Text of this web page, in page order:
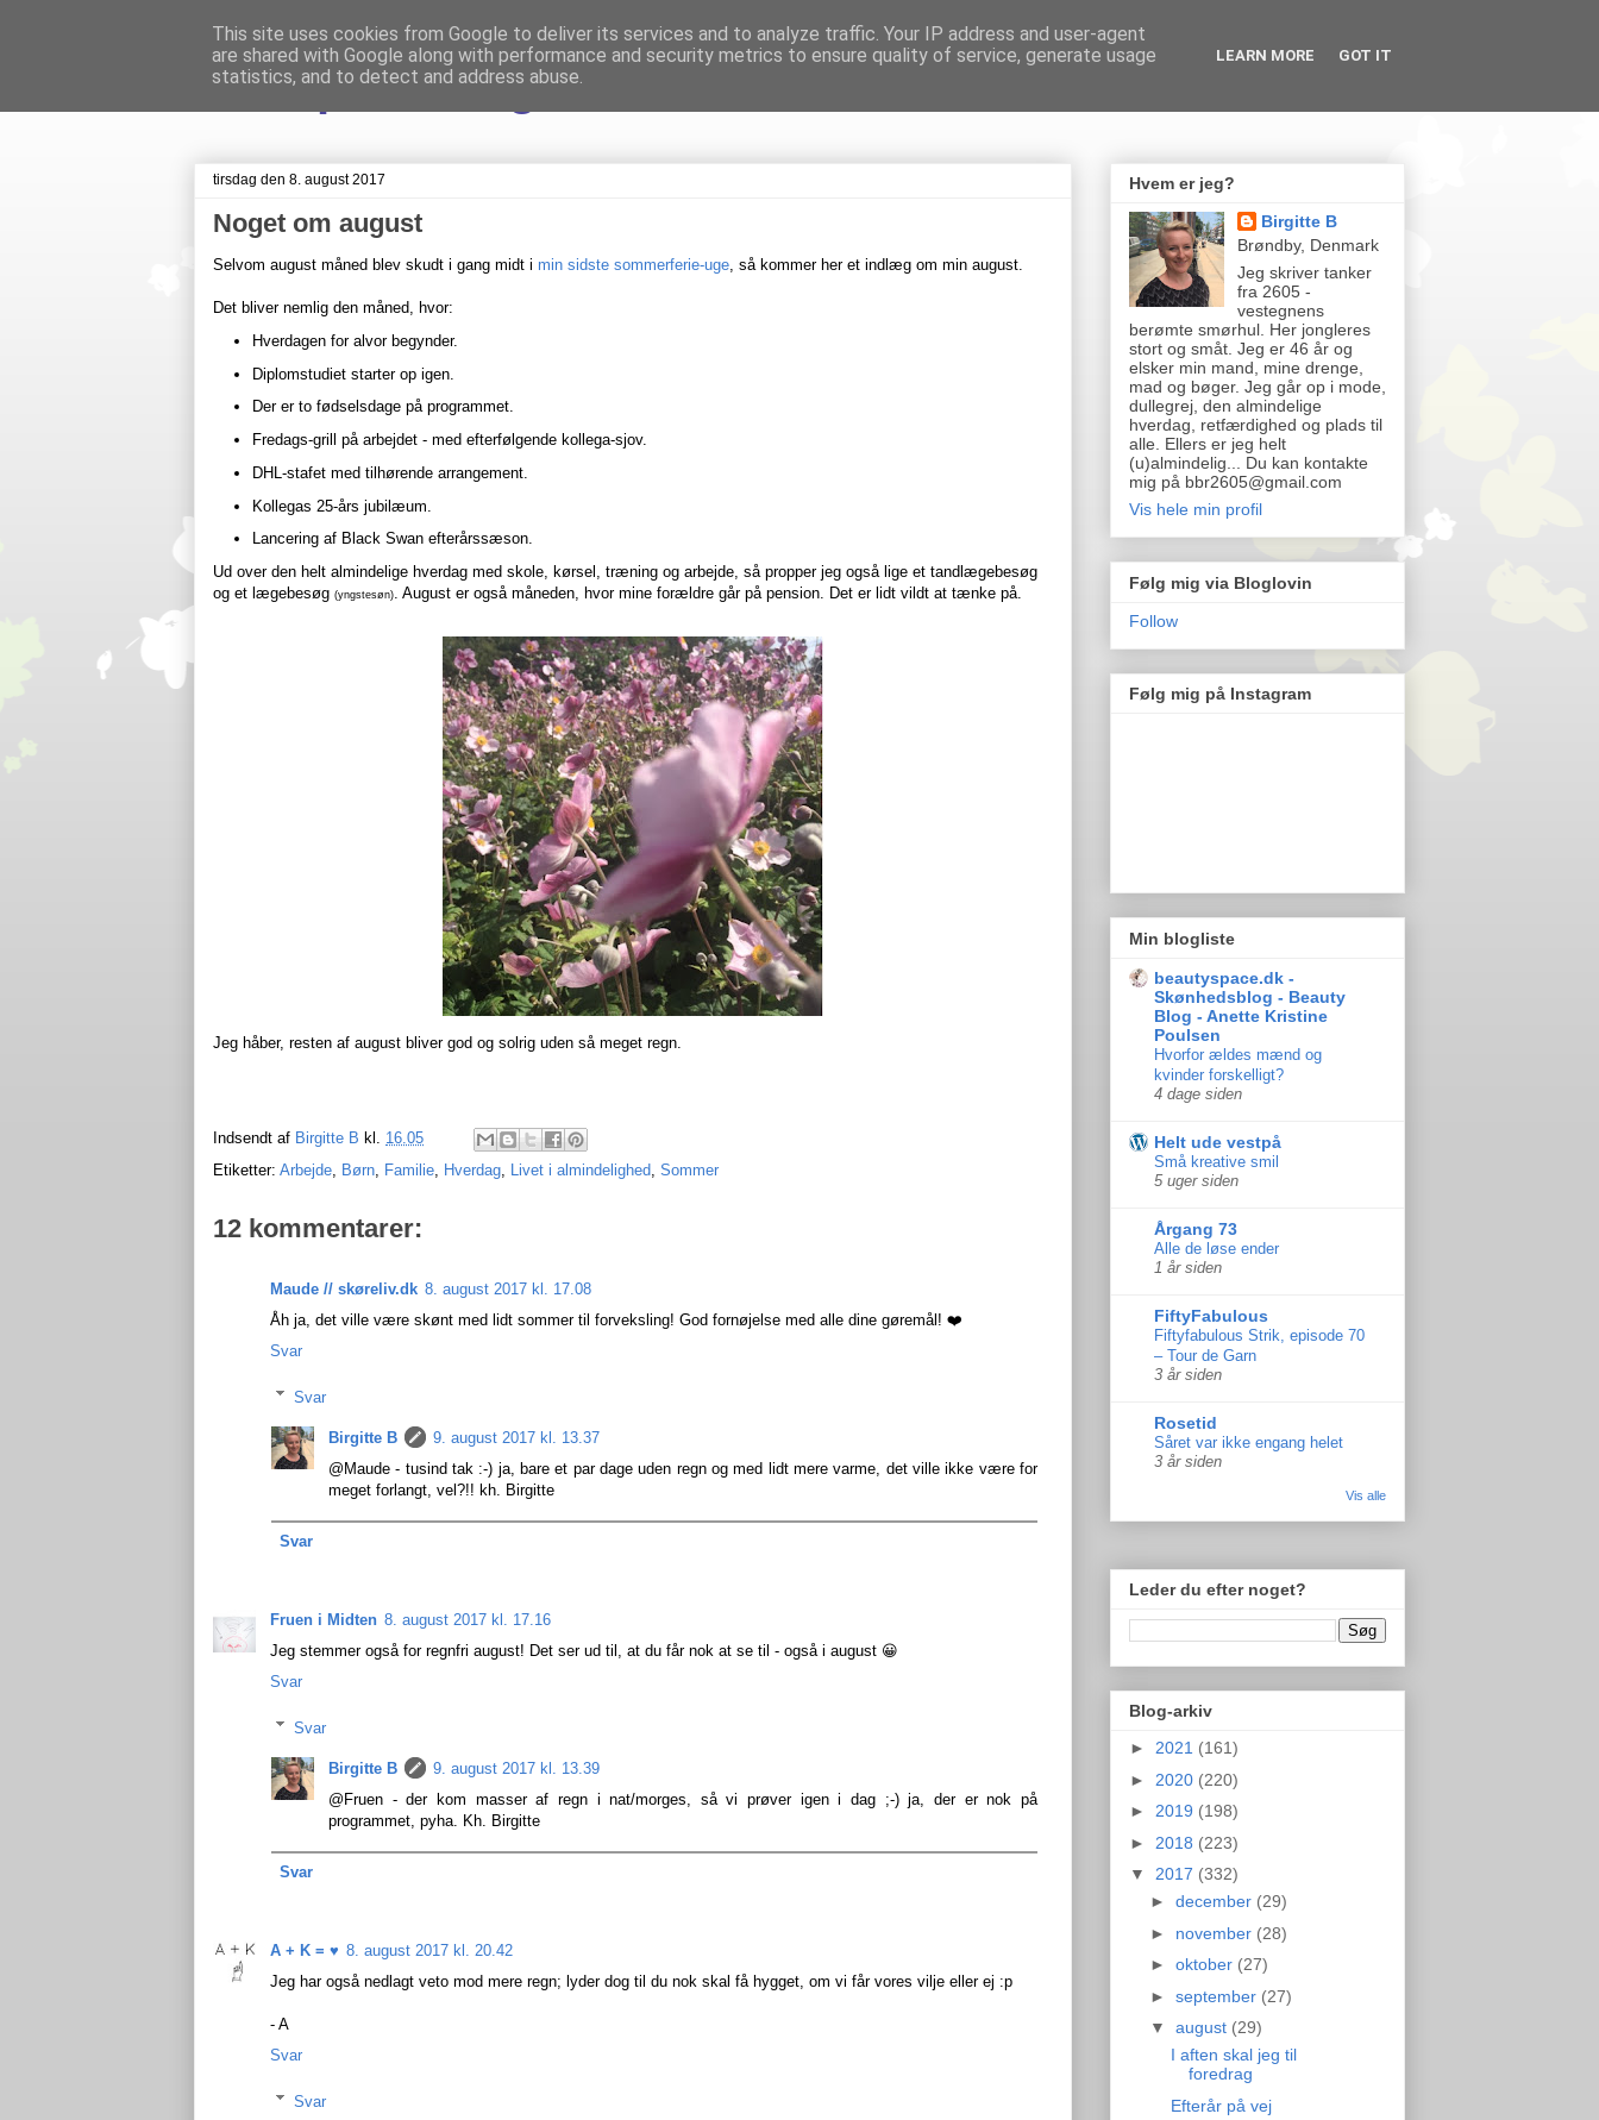
Livet på Vestegnen
tirsdag den 8. august 2017
Noget om august
Selvom august måned blev skudt i gang midt i min sidste sommerferie-uge, så kommer her et indlæg om min august.
Det bliver nemlig den måned, hvor:
Hverdagen for alvor begynder.
Diplomstudiet starter op igen.
Der er to fødselsdage på programmet.
Fredags-grill på arbejdet - med efterfølgende kollega-sjov.
DHL-stafet med tilhørende arrangement.
Kollegas 25-års jubilæum.
Lancering af Black Swan efterårssæson.
Ud over den helt almindelige hverdag med skole, kørsel, træning og arbejde, så propper jeg også lige et tandlægebesøg
og et lægebesøg (yngstesøn). August er også måneden, hvor mine forældre går på pension. Det er lidt vildt at tænke på.
Jeg håber, resten af august bliver god og solrig uden så meget regn.
Indsendt af Birgitte B kl. 16.05
Etiketter: Arbejde, Børn, Familie, Hverdag, Livet i almindelighed, Sommer
12 kommentarer:
Maude // skøreliv.dk 8. august 2017 kl. 17.08
Åh ja, det ville være skønt med lidt sommer til forveksling! God fornøjelse med alle dine gøremål! ❤️
Svar
Svar
Birgitte B
9. august 2017 kl. 13.37
@Maude - tusind tak :-) ja, bare et par dage uden regn og med lidt mere varme, det ville ikke være for
meget forlangt, vel?!! kh. Birgitte
Svar
Fruen i Midten 8. august 2017 kl. 17.16
Jeg stemmer også for regnfri august! Det ser ud til, at du får nok at se til - også i august 😀
Svar
Svar
Birgitte B
9. august 2017 kl. 13.39
@Fruen - der kom masser af regn i nat/morges, så vi prøver igen i dag ;-) ja, der er nok på
programmet, pyha. Kh. Birgitte
Svar
A + K = ♥ 8. august 2017 kl. 20.42
Jeg har også nedlagt veto mod mere regn; lyder dog til du nok skal få hygget, om vi får vores vilje eller ej :p
- A
Svar
Svar
Hvem er jeg?
Birgitte B
Brøndby, Denmark
Jeg skriver tanker
fra 2605 -
vestegnens
berømte smørhul. Her jongleres
stort og småt. Jeg er 46 år og
elsker min mand, mine drenge,
mad og bøger. Jeg går op i mode,
dullegrej, den almindelige
hverdag, retfærdighed og plads til
alle. Ellers er jeg helt
(u)almindelig... Du kan kontakte
mig på bbr2605@gmail.com
Vis hele min profil
Følg mig via Bloglovin
Follow
Følg mig på Instagram
Min blogliste
beautyspace.dk -
Skønhedsblog - Beauty
Blog - Anette Kristine
Poulsen
Hvorfor ældes mænd og
kvinder forskelligt?
4 dage siden
Helt ude vestpå
Små kreative smil
5 uger siden
Årgang 73
Alle de løse ender
1 år siden
FiftyFabulous
Fiftyfabulous Strik, episode 70
– Tour de Garn
3 år siden
Rosetid
Såret var ikke engang helet
3 år siden
Vis alle
Leder du efter noget?
Blog-arkiv
► 2021 (161)
► 2020 (220)
► 2019 (198)
► 2018 (223)
▼ 2017 (332)
► december (29)
► november (28)
► oktober (27)
► september (27)
▼ august (29)
I aften skal jeg til
foredrag
Efterår på vej
This site uses cookies from Google to deliver its services and to analyze traffic. Your IP address and user-agent
are shared with Google along with performance and security metrics to ensure quality of service, generate usage
statistics, and to detect and address abuse.
LEARN MORE GOT IT